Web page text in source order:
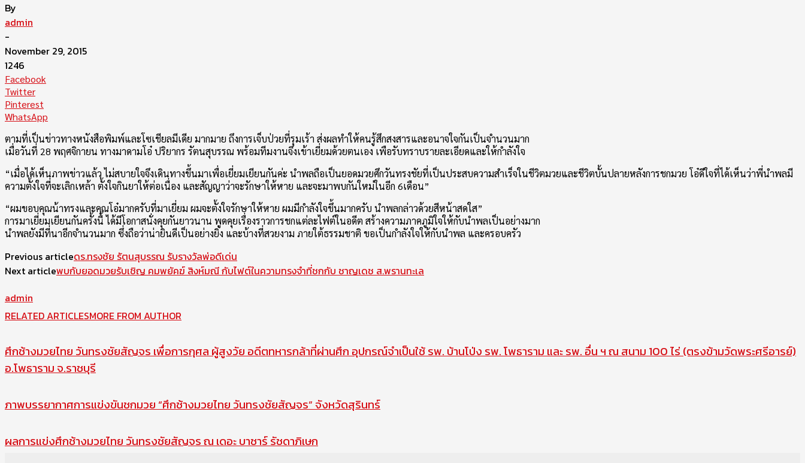
By
admin
-
November 29, 2015
1246
Facebook
Twitter
Pinterest
WhatsApp
ตามที่เป็นข่าวทางหนังสือพิมพ์และโซเชียลมีเดีย มากมาย ถึงการเจ็บป่วยที่รุมเร้า ส่งผลทำให้คนรู้สึกสงสารและอนาจใจกันเป็นจำนวนมาก
เมื่อวันที่ 28 พฤศจิกายน ทางมาดามโอ๋ ปริยากร รัตนสุบรรณ พร้อมทีมงานจึงเข้าเยี่ยมด้วยตนเอง เพือรับทราบรายละเอียดและให้กำลังใจ
“เมื่อได้เห็นภาพข่าวแล้ว ไม่สบายใจจึงเดินทางขึ้นมาเพื่อเยี่ยมเยียนกันค่ะ นำพลถือเป็นยอดมวยศึกวันทรงชัยที่เป็นประสบความสำเร็จในชีวิตมวยและชีวิตบั้นปลายหลังการชกมวย โอ๋ดีใจที่ได้เห็นว่าพี่นำพลมี
ความตั้งใจที่จะเลิกเหล้า ตั้งใจกินยาให้ต่อเนื่อง และสัญญาว่าจะรักษาให้หาย และจะมาพบกันใหม่ในอีก 6เดือน”
“ผมขอบคุณน้าทรงและคุณโอ๋มากครับที่มาเยี่ยม ผมจะตั้งใจรักษาให้หาย ผมมีกำลังใจขึ้นมากครับ นำพลกล่าวด้วยสีหน้าสดใส”
การมาเยี่ยมเยียนกันครั้งนี้ ได้มีโอกาสนั่งคุยกันยาวนาน พูดคุยเรื่องราวการชกแต่ละไฟต์ในอดีต สร้างความภาคภูมิใจให้กับนำพลเป็นอย่างมาก
นำพลยังมีที่นาอีกจำนวนมาก ซึ่งถือว่าน่ายินดีเป็นอย่างยิ่ง และบ้างที่สวยงาม ภายใต้ธรรมชาติ ขอเป็นกำลังใจให้กับนำพล และครอบครัว
Previous articleดร.ทรงชัย รัตนสุบรรณ รับรางวัลพ่อดีเด่น
Next articleพบกับยอดมวยรับเชิญ คมพยัคฆ์ สิงห์มณี กับไฟต์ในความทรงจำที่ชกกับ ชาญเดช ส.พรานทะเล
admin
RELATED ARTICLESMORE FROM AUTHOR
ศึกช้างมวยไทย วันทรงชัยสัญจร เพื่อการกุศล ผู้สูงวัย อดีตทหารกล้าที่ผ่านศึก อุปกรณ์จำเป็นใช้ รพ. บ้านโป่ง รพ. โพธาราม และ รพ. อื่น ฯ ณ สนาม 100 ไร่ (ตรงข้ามวัดพระศรีอารย์)
อ.โพธาราม จ.ราชบุรี
ภาพบรรยากาศการแข่งขันชกมวย “ศึกช้างมวยไทย วันทรงชัยสัญจร” จังหวัดสุรินทร์
ผลการแข่งศึกช้างมวยไทย วันทรงชัยสัญจร ณ เดอะ บาซาร์ รัชดาภิเษก